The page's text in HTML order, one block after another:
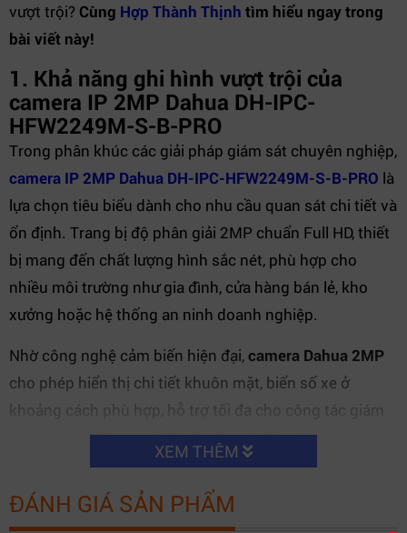
vượt trội? Cùng Hợp Thành Thịnh tìm hiểu ngay trong
bài viết này!
1. Khả năng ghi hình vượt trội của
camera IP 2MP Dahua DH-IPC-
HFW2249M-S-B-PRO
Trong phân khúc các giải pháp giám sát chuyên nghiệp,
camera IP 2MP Dahua DH-IPC-HFW2249M-S-B-PRO là
lựa chọn tiêu biểu dành cho nhu cầu quan sát chi tiết và
ổn định. Trang bị độ phân giải 2MP chuẩn Full HD, thiết
bị mang đến chất lượng hình sắc nét, phù hợp cho
nhiều môi trường như gia đình, cửa hàng bán lẻ, kho
xưởng hoặc hệ thống an ninh doanh nghiệp.
Nhờ công nghệ cảm biến hiện đại,camera Dahua 2MP
cho phép hiển thị chi tiết khuôn mặt, biển số xe ở
khoảng cách phù hợp, hỗ trợ tối đa cho công tác giám
sát an ninh. Bên cạnh đó, chuẩn nén Smart H.265+ giúp
tiết kiệm băng thông và dung lượng lưu trữ, tối ưu chi
phí vận hành.
XEM THÊM
ĐÁNH GIÁ SẢN PHẨM